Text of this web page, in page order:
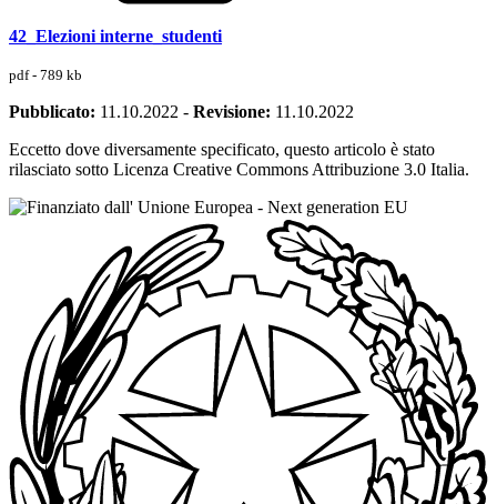
42_Elezioni interne_studenti
pdf - 789 kb
Pubblicato: 11.10.2022 - Revisione: 11.10.2022
Eccetto dove diversamente specificato, questo articolo è stato
rilasciato sotto Licenza Creative Commons Attribuzione 3.0 Italia.